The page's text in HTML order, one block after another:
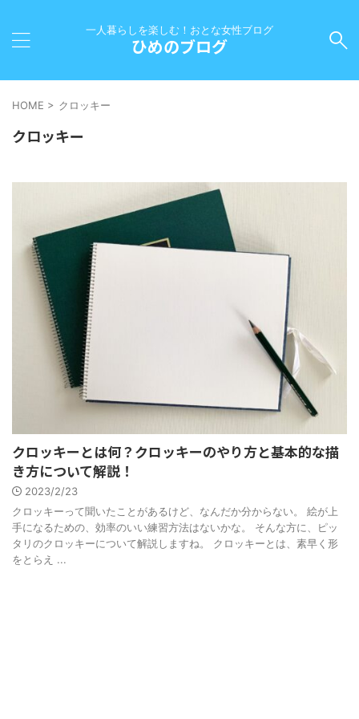
一人暮らしを楽しむ！おとな女性ブログ
ひめのブログ
HOME > クロッキー
クロッキー
クロッキーとは何？クロッキーのやり方と基本的な描
き方について解説！
2023/2/23
クロッキーって聞いたことがあるけど、なんだか分からない。 絵が上
手になるための、効率のいい練習方法はないかな。 そんな方に、ピッ
タリのクロッキーについて解説しますね。 クロッキーとは、素早く形
をとらえ ...